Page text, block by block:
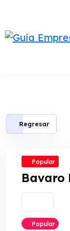
content
Regresar
Popular
Bavaro
Popular